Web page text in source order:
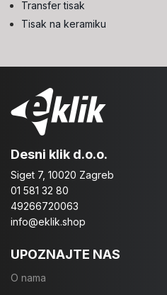
Transfer tisak
Tisak na keramiku
Desni klik d.o.o.
Siget 7, 10020 Zagreb
01 581 32 80
49266720063
info@eklik.shop
UPOZNAJTE NAS
O nama